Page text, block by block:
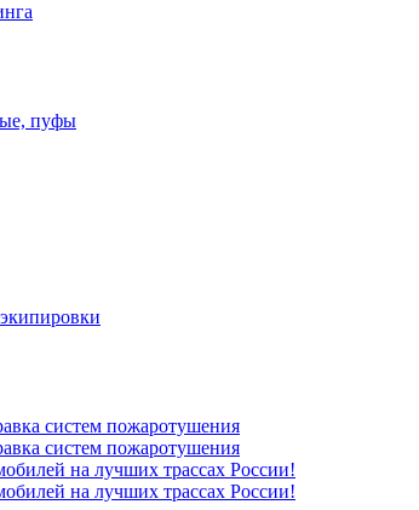
пуфы
систем пожаротушения
систем пожаротушения
на лучших трассах России!
на лучших трассах России!